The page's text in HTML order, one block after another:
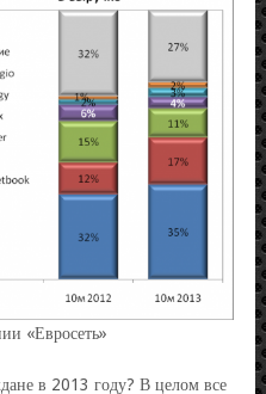
«Евросеть»
в 2013 году? В целом все